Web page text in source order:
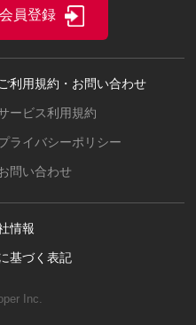
利用規約・お問い合わせ
ービス利用規約
ライバシーポリシー
問い合わせ
情報
基づく表記
員登録
Inc.